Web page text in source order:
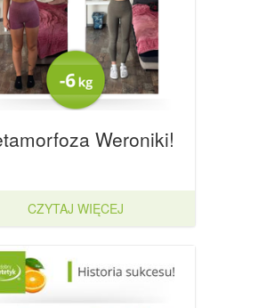
Weroniki!
CZYTAJ WIĘCEJ